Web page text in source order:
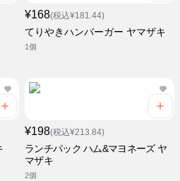
¥168(税込¥181.44)
てりやきハンバーガー ヤマザキ
1個
¥198(税込¥213.84)
ランチパック ハム&マヨネーズ ヤ
マザキ
2個